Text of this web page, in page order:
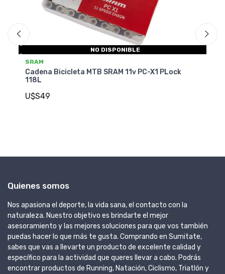
SRAM
Cadena Bicicleta MTB SRAM 11v XX1 PLock 118L
Quienes somos
Nos apasiona el deporte, la vida sana, el contacto con la
naturaleza. Nuestro objetivo es brindarte el mejor
asesoramiento y las mejores soluciones para que vos también
puedas hacer lo que más te gusta. Comprando en Sumitate,
sabes que vas a llevarte un producto de excelente calidad y
específico para la actividad que queres llevar a cabo. Podrás
encontrar productos de Running, Natación, Ciclismo, Triatlón y